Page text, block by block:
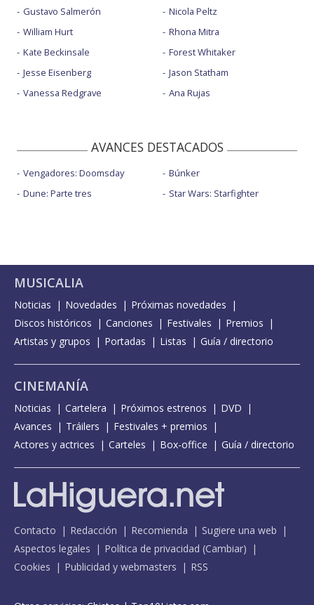
Gustavo Salmerón
William Hurt
Kate Beckinsale
Jesse Eisenberg
Vanessa Redgrave
Nicola Peltz
Rhona Mitra
Forest Whitaker
Jason Statham
Ana Rujas
AVANCES DESTACADOS
Vengadores: Doomsday
Dune: Parte tres
Búnker
Star Wars: Starfighter
MUSICALIA
Noticias Novedades
Próximas novedades
Discos históricos
Canciones Festivales
Premios
Artistas y grupos
Portadas Listas Guía / directorio
CINEMANÍA
Noticias Cartelera Próximos estrenos
DVD
Avances
Tráilers
Festivales + premios
Actores y actrices
Carteles Box-office Guía / directorio
Contacto Redacción Recomienda
Sugiere una web
Aspectos legales
Política de privacidad (Cambiar)
Cookies
Publicidad y webmasters RSS